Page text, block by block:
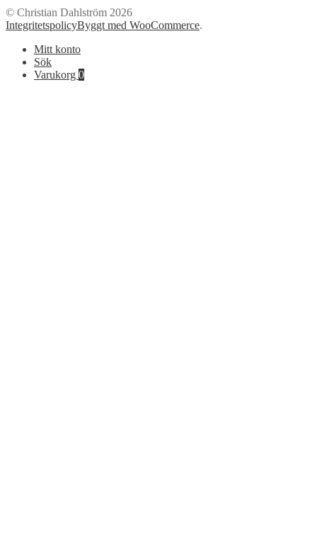
© Christian Dahlström 2026
IntegritetspolicyByggt med WooCommerce.
Mitt konto
Sök
Varukorg 0